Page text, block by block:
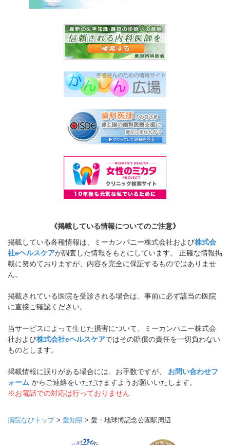
《掲載している情報についてのご注意》
掲載している各種情報は、ミーカンパニー株式会社および株式会
社eヘルスケアが調査した情報をもとにしています。 正確な情報掲
載に努めておりますが、内容を完全に保証するものではありませ
ん。
掲載されている医院を受診される場合は、事前に必ず該当の医院
に直接ご確認ください。
当サービスによって生じた損害について、ミーカンパニー株式会
社および株式会社eヘルスケアではその賠償の責任を一切負わない
ものとします。
掲載情報に誤りがある場合には、お手数ですが、 お問い合わせフ
ォーム からご連絡をいただけますようお願いいたします。
※お電話での対応は行っておりません
病院なびトップ> 愛知県 > 愛・地球博記念公園駅周辺